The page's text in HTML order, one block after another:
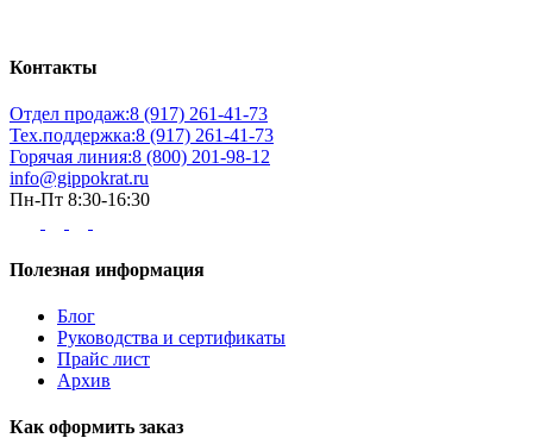
Контакты
Отдел продаж:8 (917) 261-41-73
Тех.поддержка:8 (917) 261-41-73
Горячая линия:8 (800) 201-98-12
info@gippokrat.ru
Пн-Пт 8:30-16:30
Полезная информация
Блог
Руководства и сертификаты
Прайс лист
Архив
Как оформить заказ